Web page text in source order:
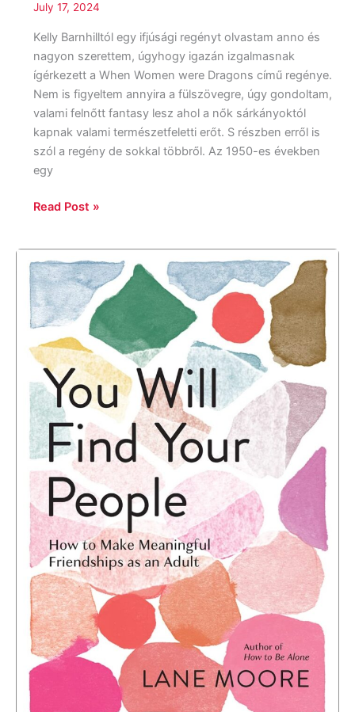
July 17, 2024
Kelly Barnhilltól egy ifjúsági regényt olvastam anno és
nagyon szerettem, úgyhogy igazán izgalmasnak
ígérkezett a When Women were Dragons című regénye.
Nem is figyeltem annyira a fülszövegre, úgy gondoltam,
valami felnőtt fantasy lesz ahol a nők sárkányoktól
kapnak valami természetfeletti erőt. S részben erről is
szól a regény de sokkal többről. Az 1950-es években
egy
Read Post »
Lane
Moore:
You
​
Will
Find
Your
People